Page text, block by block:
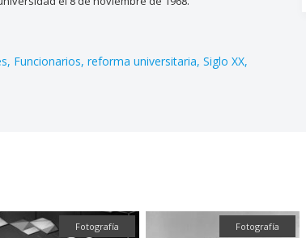
Funcionarios reforma universitaria Siglo XX
Fotografía Fotografía